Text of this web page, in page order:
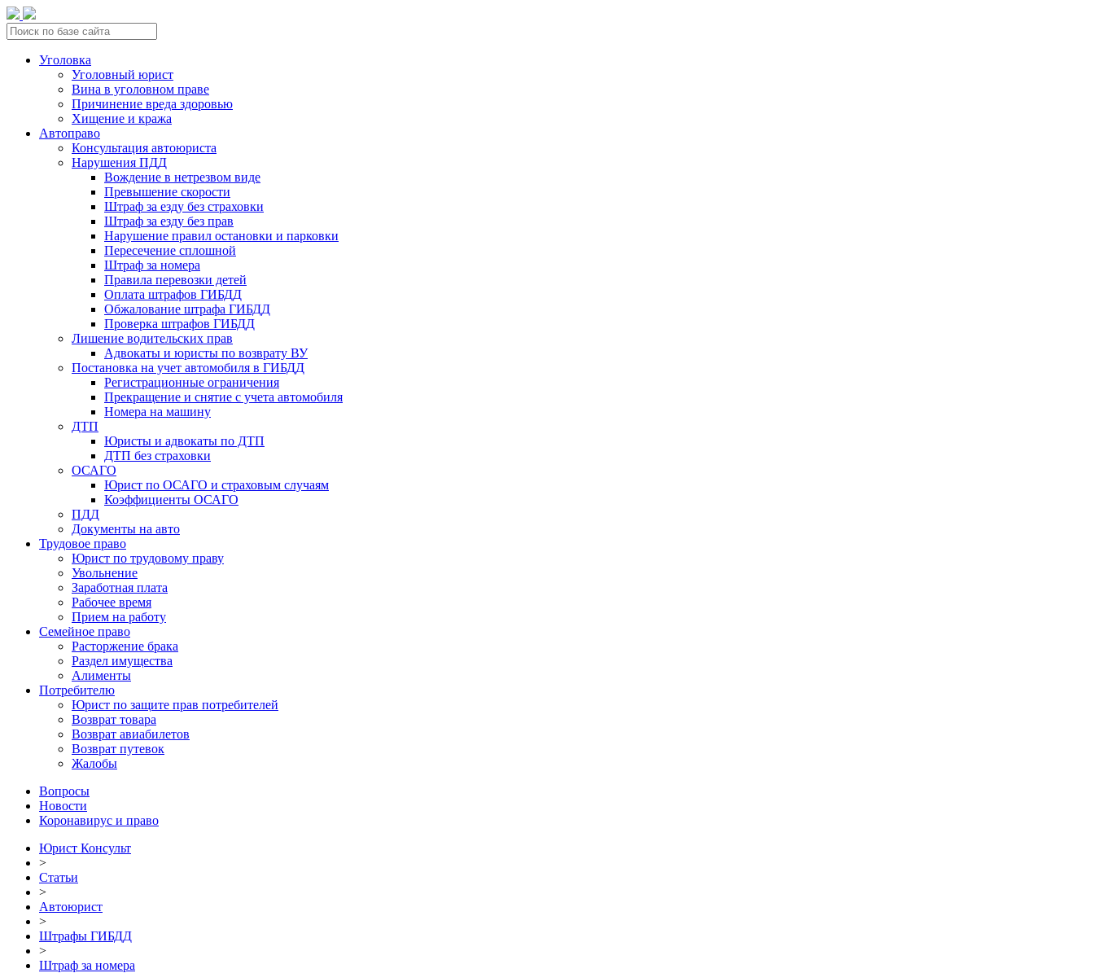
Уголовка
Уголовный юрист
Вина в уголовном праве
Причинение вреда здоровью
Хищение и кража
Автоправо
Консультация автоюриста
Нарушения ПДД
Вождение в нетрезвом виде
Превышение скорости
Штраф за езду без страховки
Штраф за езду без прав
Нарушение правил остановки и парковки
Пересечение сплошной
Штраф за номера
Правила перевозки детей
Оплата штрафов ГИБДД
Обжалование штрафа ГИБДД
Проверка штрафов ГИБДД
Лишение водительских прав
Адвокаты и юристы по возврату ВУ
Постановка на учет автомобиля в ГИБДД
Регистрационные ограничения
Прекращение и снятие с учета автомобиля
Номера на машину
ДТП
Юристы и адвокаты по ДТП
ДТП без страховки
ОСАГО
Юрист по ОСАГО и страховым случаям
Коэффициенты ОСАГО
ПДД
Документы на авто
Трудовое право
Юрист по трудовому праву
Увольнение
Заработная плата
Рабочее время
Прием на работу
Семейное право
Расторжение брака
Раздел имущества
Алименты
Потребителю
Юрист по защите прав потребителей
Возврат товара
Возврат авиабилетов
Возврат путевок
Жалобы
Вопросы
Новости
Коронавирус и право
Юрист Консульт
>
Статьи
>
Автоюрист
>
Штрафы ГИБДД
>
Штраф за номера